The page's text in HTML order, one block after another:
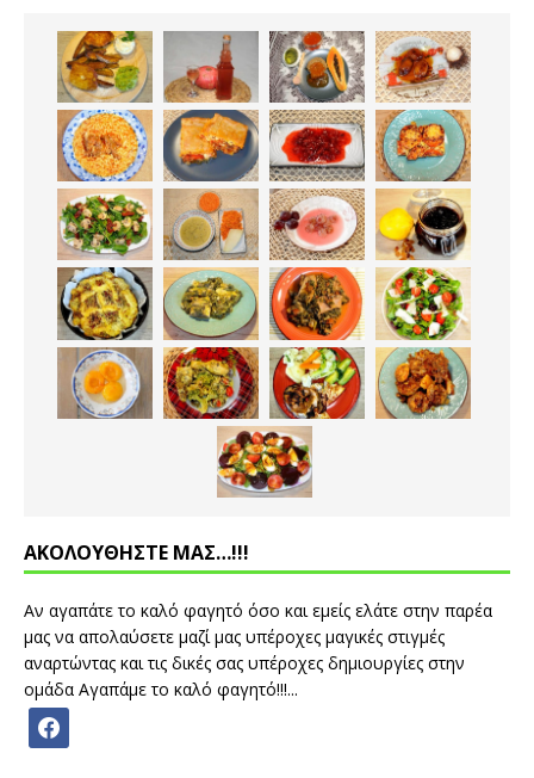
ΑΚΟΛΟΥΘΗΣΤΕ ΜΑΣ…!!!
Αν αγαπάτε το καλό φαγητό όσο και εμείς ελάτε στην παρέα
μας να απολαύσετε μαζί μας υπέροχες μαγικές στιγμές
αναρτώντας και τις δικές σας υπέροχες δημιουργίες στην
ομάδα Αγαπάμε το καλό φαγητό!!!...